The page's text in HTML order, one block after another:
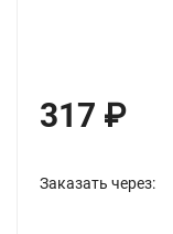
317 ₽
Заказать через: